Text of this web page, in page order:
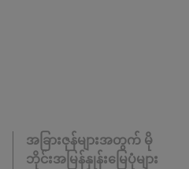
အခြားဇုန်များအတွက် မို
ဘိုင်းအမြန်နှုန်းမြေပုံများ